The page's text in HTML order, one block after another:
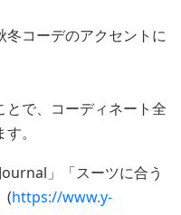
冬コーデのアクセントに
とで、コーディネート全
。
」「スーツに合う
(https://www.y-